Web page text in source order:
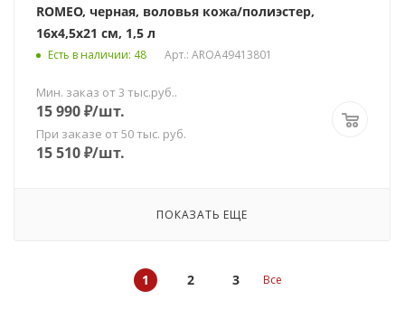
ROMEO, черная, воловья кожа/полиэстер,
16х4,5х21 см, 1,5 л
Есть в наличии: 48 Арт.: AROA49413801
Мин. заказ от 3 тыс.руб..
15 990₽/шт.
При заказе от 50 тыс. руб.
15 510₽/шт.
ПОКАЗАТЬ ЕЩЕ
1 2 3 Все